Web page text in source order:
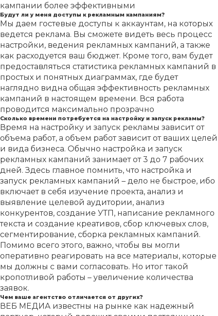
кампании более эффективными
Будут ли у меня доступы к рекламным кампаниям?
Мы даем гостевые доступы к аккаунтам, на которых
ведется реклама. Вы сможете видеть весь процесс
настройки, ведения рекламных кампаний, а также
как расходуется ваш бюджет. Кроме того, вам будет
предоставляться статистика рекламных кампаний в
простых и понятных диаграммах, где будет
наглядно видна общая эффективность рекламных
кампаний в настоящем времени. Вся работа
проводится максимально прозрачно
Сколько времени потребуется на настройку и запуск рекламы?
Время на настройку и запуск рекламы зависит от
объема работ, а объем работ зависит от ваших целей
и вида бизнеса. Обычно настройка и запуск
рекламных кампаний занимает от 3 до 7 рабочих
дней. Здесь главное помнить, что настройка и
запуск рекламных кампаний – дело не быстрое, ибо
включает в себя изучение проекта, анализ и
выявление целевой аудитории, анализ
конкурентов, создание УТП, написание рекламного
текста и создание креативов, сбор ключевых слов,
сегментирование, сборка рекламных кампаний.
Помимо всего этого, важно, чтобы вы могли
оперативно реагировать на все материалы, которые
мы должны с вами согласовать. Но итог такой
кропотливой работы – увеличение количества
заявок.
Чем ваше агентство отличается от других?
ВЕБ МЕДИА известны на рынке как надежный